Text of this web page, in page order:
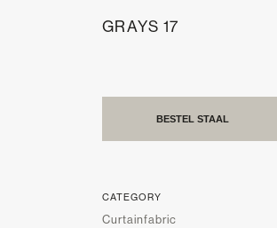
GRAYS 17
BESTEL STAAL
CATEGORY
Curtainfabric